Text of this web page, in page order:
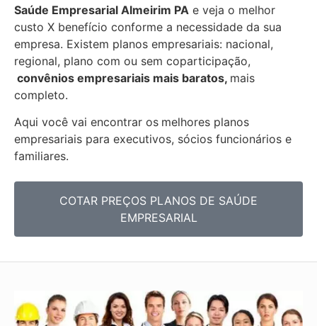
Saúde Empresarial Almeirim PA e veja o melhor
custo X benefício conforme a necessidade da sua
empresa. Existem planos empresariais: nacional,
regional, plano com ou sem coparticipação,
convênios empresariais mais baratos, mais
completo.
Aqui você vai encontrar os melhores planos
empresariais para executivos, sócios funcionários e
familiares.
COTAR PREÇOS PLANOS DE SAÚDE
EMPRESARIAL